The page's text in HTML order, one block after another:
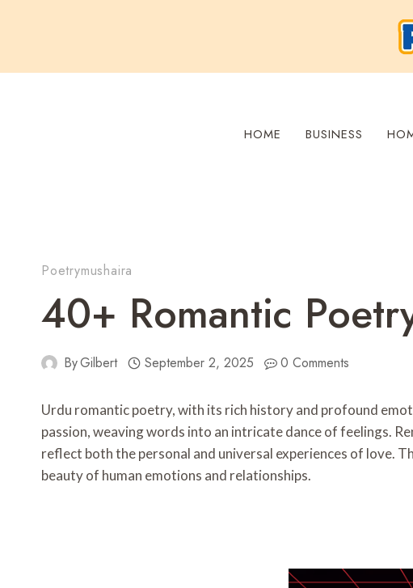
HOME BUSINESS
Poetrymushaira
40+ Romantic
ByGilbert September 2, 2025 0 Comments
Urdu romantic poetry, with its rich history and profound
passion, weaving words into an intricate dance of feelings.
reflect both the personal and universal experiences of love.
beauty of human emotions and relationships.